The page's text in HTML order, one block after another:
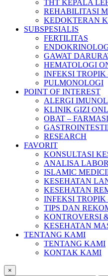
THT KEPALA
REHABILITASI
KEDOKTERAN
SUBSPESIALIS
FERTILITAS
GAWAT
HEMATOLOGI
INFEKSI
PULMONOLOGI
POINT OF INTEREST
ALERGI
KLINIK GIZI
OBAT – FARMASI
RESEARCH
FAVORIT
KONSULTASI
ANALISA
ISLAMIC
KESEHATAN
KESEHATAN
INFEKSI
TIPS DAN
KONTROVERSI
KESEHATAN
TENTANG KAMI
TENTANG KAMI
KONTAK KAMI
×